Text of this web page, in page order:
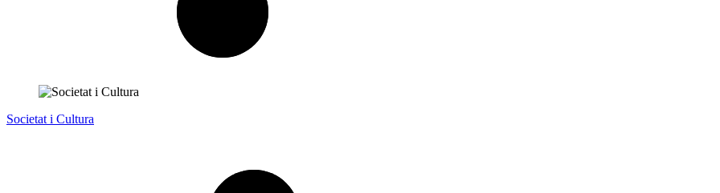
Societat i Cultura